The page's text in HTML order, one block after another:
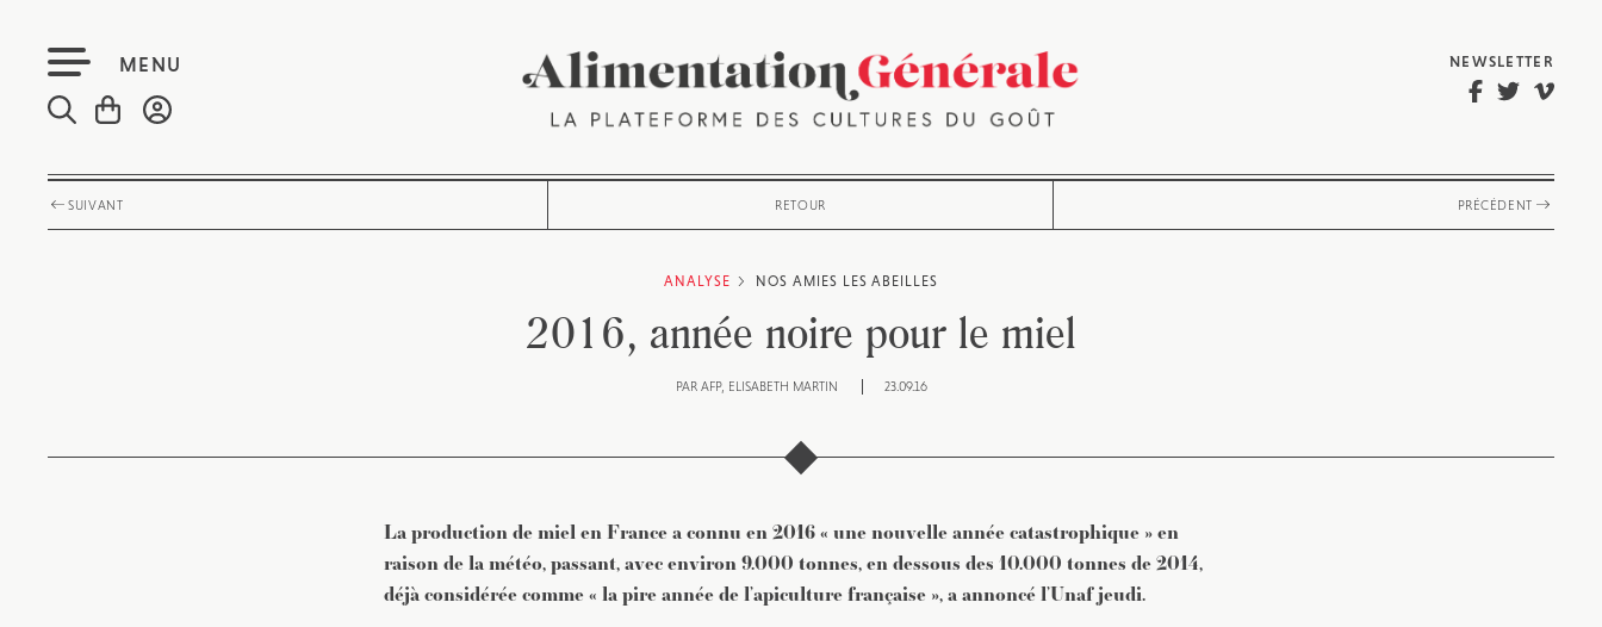
MENU NEWSLETTER
SUIVANT RETOUR PRÉCÉDENT
ANALYSE NOS AMIES LES ABEILLES
2016, année noire pour le miel
PAR AFP ELISABETH MARTIN 23.09.16
La production de miel en France a connu en 2016 « une nouvelle année catastrophique » en
raison de la météo, passant, avec environ 9.000 tonnes, en dessous des 10.000 tonnes de 2014,
déjà considérée comme « la pire année de l’apiculture française », a annoncé l’Unaf jeudi.
JE M'INSCRIS À LA NEWSLETTER
Pour recevoir toutes les deux semaines notre lettre d’info avec une
sélection d’articles …